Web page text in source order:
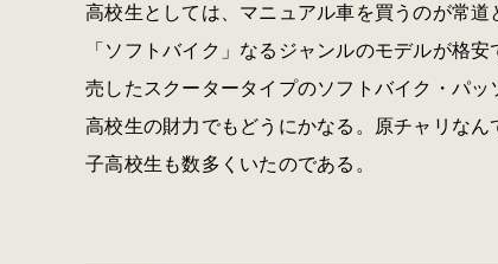
高校生としては、マニュアル車を買うのが常
「ソフトバイク」なるジャンルのモデルが格
売したスクータータイプのソフトバイク・パ
高校生の財力でもどうにかなる。原チャリな
子高校生も数多くいたのである。